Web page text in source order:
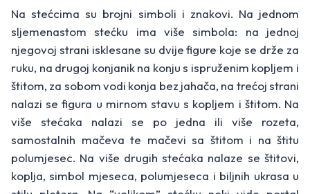
Na stećcima su brojni simboli i znakovi. Na jednom
sljemenastom stećku ima više simbola: na jednoj
njegovoj strani isklesane su dvije figure koje se drže za
ruku, na drugoj konjanik na konju s ispruženim kopljem i
štitom, za sobom vodi konja bez jahača, na trećoj strani
nalazi se figura u mirnom stavu s kopljem i štitom. Na
više stećaka nalazi se po jedna ili više rozeta,
samostalnih mačeva te mačevi sa štitom i na štitu
polumjesec. Na više drugih stećaka nalaze se štitovi,
koplja, simbol mjeseca, polumjeseca i biljnih ukrasa u